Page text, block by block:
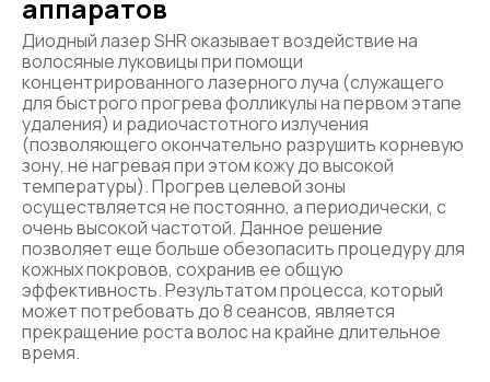
аппаратов
Диодный лазер SHR оказывает воздействие на
волосяные луковицы при помощи
концентрированного лазерного луча (служащего
для быстрого прогрева фолликулы на первом этапе
удаления) и радиочастотного излучения
(позволяющего окончательно разрушить корневую
зону, не нагревая при этом кожу до высокой
температуры). Прогрев целевой зоны
осуществляется не постоянно, а периодически, с
очень высокой частотой. Данное решение
позволяет еще больше обезопасить процедуру для
кожных покровов, сохранив ее общую
эффективность. Результатом процесса, который
может потребовать до 8 сеансов, является
прекращение роста волос на крайне длительное
время.